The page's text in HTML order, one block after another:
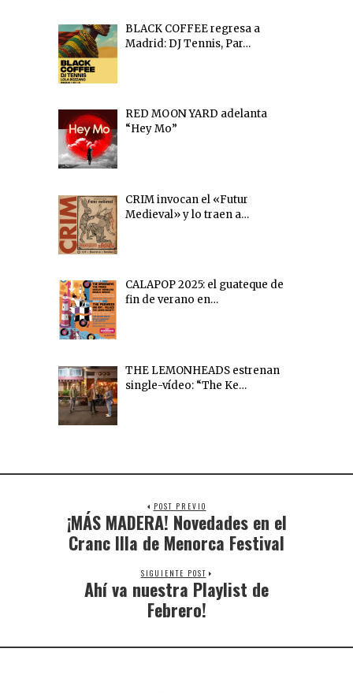
BLACK COFFEE regresa a
Madrid: DJ Tennis, Par…
RED MOON YARD adelanta
“Hey Mo”
CRIM invocan el «Futur
Medieval» y lo traen a…
CALAPOP 2025: el guateque de
fin de verano en…
THE LEMONHEADS estrenan
single-vídeo: “The Ke…
POST PREVIO
¡MÁS MADERA! Novedades en el
Cranc Illa de Menorca Festival
SIGUIENTE POST
Ahí va nuestra Playlist de
Febrero!